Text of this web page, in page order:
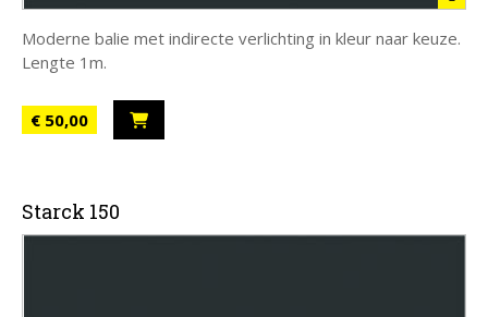
Moderne balie met indirecte verlichting in kleur naar keuze.
Lengte 1m.
€ 50,00
Starck 150